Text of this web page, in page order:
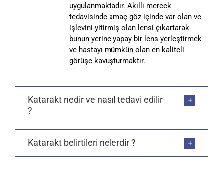
uygulanmaktadır. Akıllı mercek
tedavisinde amaç göz içinde var olan ve
işlevini yitirmiş olan lensi çıkartarak
bunun yerine yapay bir lens yerleştirmek
ve hastayı mümkün olan en kaliteli
görüşe kavuşturmaktır.
Katarakt nedir ve nasıl tedavi edilir
?
Katarakt belirtileri nelerdir ?